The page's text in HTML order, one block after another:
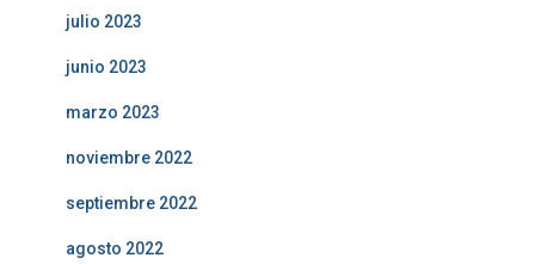
julio 2023
junio 2023
marzo 2023
noviembre 2022
septiembre 2022
agosto 2022